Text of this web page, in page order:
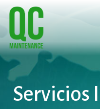
Skip
to
main
content
Servicios